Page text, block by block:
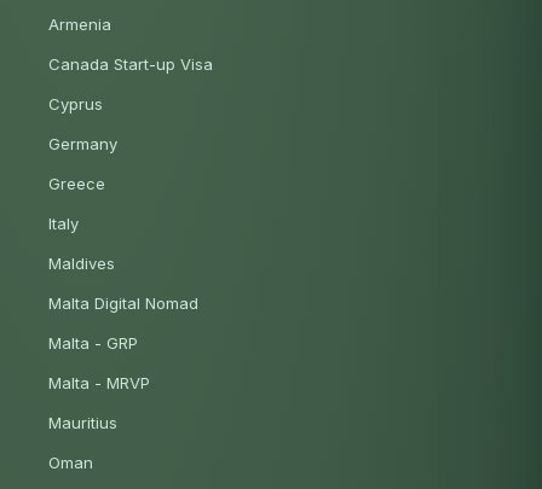
Armenia
Canada Start-up Visa
Cyprus
Germany
Greece
Italy
Maldives
Malta Digital Nomad
Malta - GRP
Malta - MRVP
Mauritius
Oman